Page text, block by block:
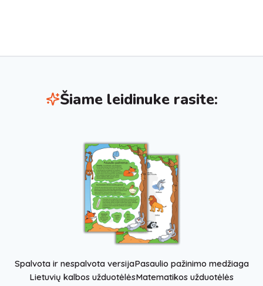
Šiame leidinuke rasite:
Spalvota ir nespalvota versijaPasaulio pažinimo medžiaga
Lietuvių kalbos užduotėlėsMatematikos užduotėlės